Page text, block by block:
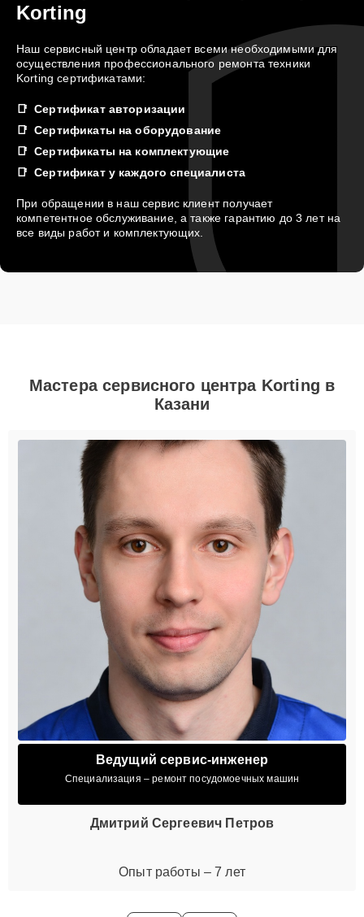
Korting
Наш сервисный центр обладает всеми необходимыми для
осуществления профессионального ремонта техники
Korting сертификатами:
Сертификат авторизации
Сертификаты на оборудование
Сертификаты на комплектующие
Сертификат у каждого специалиста
При обращении в наш сервис клиент получает
компетентное обслуживание, а также гарантию до 3 лет на
все виды работ и комплектующих.
Мастера сервисного центра Korting в
Казани
Ведущий сервис-инженер
Специализация – ремонт посудомоечных машин
Дмитрий Сергеевич Петров
Опыт работы – 7 лет